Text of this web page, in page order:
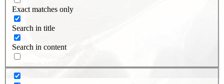
Exact matches only
Search in title
Search in content